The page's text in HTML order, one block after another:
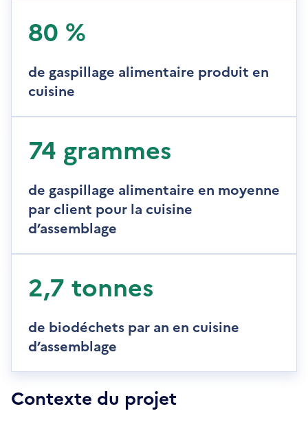
80 %
de gaspillage alimentaire produit en
cuisine
74 grammes
de gaspillage alimentaire en moyenne
par client pour la cuisine
d’assemblage
2,7 tonnes
de biodéchets par an en cuisine
d’assemblage
Contexte du projet